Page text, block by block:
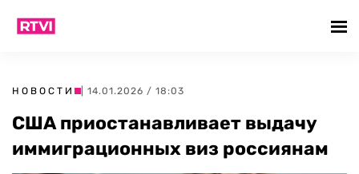
НОВОСТИ | 14.01.2026 / 18:03
США приостанавливает выдачу
иммиграционных виз россиянам